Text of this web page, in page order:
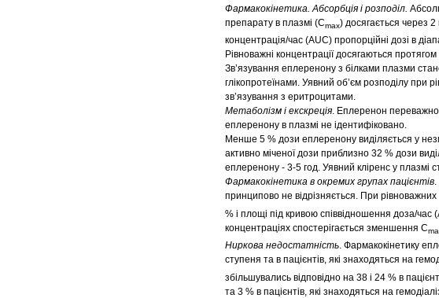
Фармакокінетика. Абсорбція і розподіл.
препарату в плазмі (Сmax) досягається через
концентрація/час (AUC) пропорційні дозі в
Рівноважні концентрації досягаються
Зв’язування еплеренону з білками плазми
глікопротеїнами. Уявний об’єм розподілу при
зв’язування з еритроцитами.
Метаболізм і екскреція. Еплеренон переважно
еплеренону в плазмі не ідентифіковано.
Менше 5 % дози еплеренону виділяється у
активно міченої дози приблизно 32 % дози
еплеренону - 3-5 год. Уявний кліренс у плазмі
Фармакокінетика в окремих групах пацієнтів.
принципово не відрізняється. При рівноважних
% і площі під кривою співвідношення доза/час
концентраціях спостерігається зменшення C
Ниркова недостатність. Фармакокінетику
ступеня та в пацієнтів, які знаходяться на
збільшувались відповідно на 38 і 24 % в
та 3 % в пацієнтів, які знаходяться на